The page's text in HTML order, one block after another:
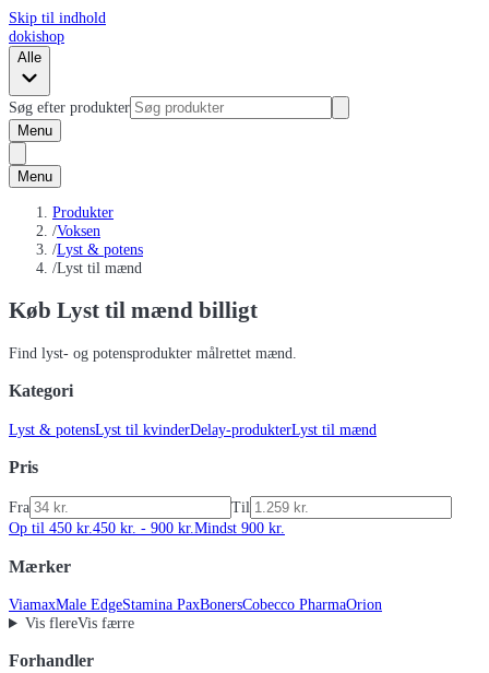
Skip til indhold
dokishop
Alle
Søg efter produkter
Menu
Menu
Produkter
/Voksen
/Lyst & potens
/Lyst til mænd
Køb Lyst til mænd billigt
Find lyst- og potensprodukter målrettet mænd.
Kategori
Lyst & potensLyst til kvinderDelay-produkterLyst til mænd
Pris
Fra
Til
Op til 450 kr.450 kr. - 900 kr.Mindst 900 kr.
Mærker
ViamaxMale EdgeStamina PaxBonersCobecco PharmaOrion
Vis flereVis færre
Forhandler